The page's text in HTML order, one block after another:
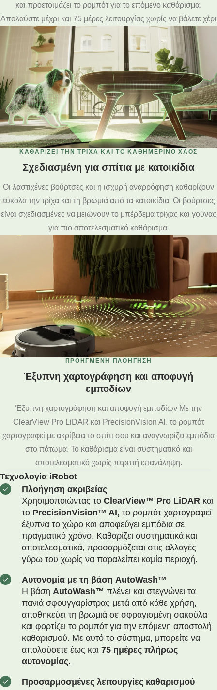
και προετοιμάζει το ρομπότ για το επόμενο καθάρισμα.
Απολαύστε μέχρι και 75 μέρες λειτουργίας χωρίς να βάλετε χέρι
ΚΑΘΑΡΙΖΕΙ ΤΗΝ ΤΡΙΧΑ ΚΑΙ ΤΟ ΚΑΘΗΜΕΡΙΝΟ ΧΑΟΣ
Σχεδιασμένη για σπίτια με κατοικίδια
Οι λαστιχένες βούρτσες και η ισχυρή αναρρόφηση καθαρίζουν
εύκολα την τρίχα και τη βρωμιά από τα κατοικίδια. Οι βούρτσες
είναι σχεδιασμένες να μειώνουν το μπέρδεμα τρίχας και γούνας
για πιο αποτελεσματικό καθάρισμα.
ΠΡΟΗΓΜΕΝΗ ΠΛΟΗΓΗΣΗ
Έξυπνη χαρτογράφηση και αποφυγή
εμποδίων
Έξυπνη χαρτογράφηση και αποφυγή εμποδίων Με την
ClearView Pro LiDAR και PrecisionVision Al, το ρομπότ
χαρτογραφεί με ακρίβεια το σπίτι σου και αναγνωρίζει εμπόδια
στο πάτωμα. Το καθάρισμα είναι συστηματικό και
αποτελεσματικό χωρίς περιττή επανάληψη.
Τεχνολογία iRobot
Πλοήγηση ακριβείας
Χρησιμοποιώντας το ClearView™ Pro LiDAR και
το PrecisionVision™ AI, το ρομπότ χαρτογραφεί
έξυπνα το χώρο και αποφεύγει εμπόδια σε
πραγματικό χρόνο. Καθαρίζει συστηματικά και
αποτελεσματικά, προσαρμόζεται στις αλλαγές
γύρω του χωρίς να παραλείπει καμία περιοχή.
Αυτονομία με τη βάση AutoWash™
Η βάση AutoWash™ πλένει και στεγνώνει τα
πανιά σφουγγαρίστρας μετά από κάθε χρήση,
αποθηκεύει τη βρωμιά σε σφραγισμένη σακούλα
και φορτίζει το ρομπότ για την επόμενη αποστολή
καθαρισμού. Με αυτό το σύστημα, μπορείτε να
απολαύσετε έως και 75 ημέρες πλήρως
αυτονομίας.
Προσαρμοσμένες λειτουργίες καθαρισμού